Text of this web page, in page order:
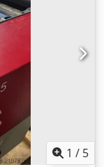
1 / 5